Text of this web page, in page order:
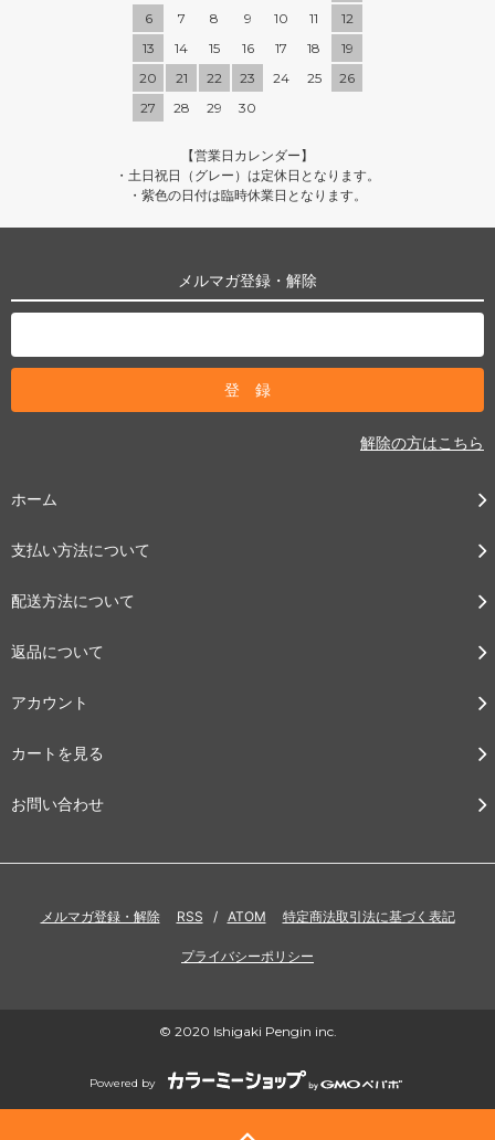
6
7 8 9 10 11
12
13
14 15 16 17 18
19
20
21 22 23 24 25
26
27
28 29 30
【営業日カレンダー】
・土日祝日（グレー）は定休日となります。
・紫色の日付は臨時休業日となります。
メルマガ登録・解除
解除の方はこちら
ホーム
支払い方法について
配送方法について
返品について
アカウント
カートを見る
お問い合わせ
メルマガ登録・解除 RSS / ATOM 特定商法取引法に基づく表記
プライバシーポリシー
© 2020 Ishigaki Pengin inc.
Powered by